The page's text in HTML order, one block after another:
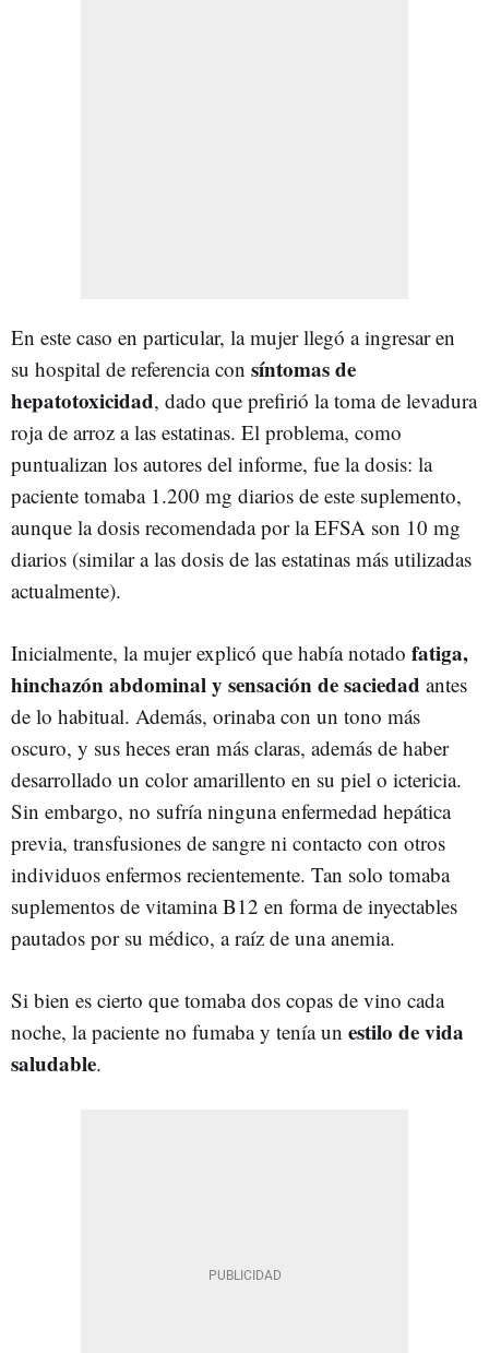
En este caso en particular, la mujer llegó a ingresar en
su hospital de referencia con síntomas de
hepatotoxicidad, dado que prefirió la toma de levadura
roja de arroz a las estatinas. El problema, como
puntualizan los autores del informe, fue la dosis: la
paciente tomaba 1.200 mg diarios de este suplemento,
aunque la dosis recomendada por la EFSA son 10 mg
diarios (similar a las dosis de las estatinas más utilizadas
actualmente).
Inicialmente, la mujer explicó que había notado fatiga,
hinchazón abdominal y sensación de saciedad antes
de lo habitual. Además, orinaba con un tono más
oscuro, y sus heces eran más claras, además de haber
desarrollado un color amarillento en su piel o ictericia.
Sin embargo, no sufría ninguna enfermedad hepática
previa, transfusiones de sangre ni contacto con otros
individuos enfermos recientemente. Tan solo tomaba
suplementos de vitamina B12 en forma de inyectables
pautados por su médico, a raíz de una anemia.
Si bien es cierto que tomaba dos copas de vino cada
noche, la paciente no fumaba y tenía un estilo de vida
saludable.